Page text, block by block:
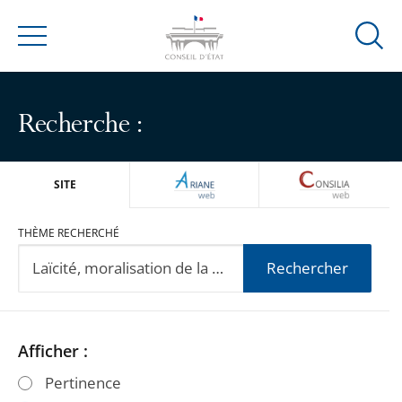
Menu
Ouvrir
Recherche :
SITE ARIANEWEB
THÈME RECHERCHÉ
Rechercher
Passer
les
Passer
les
Afficher :
Pertinence